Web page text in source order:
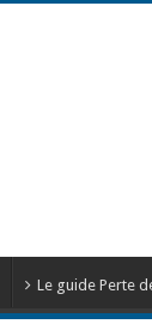
Le guide Perte